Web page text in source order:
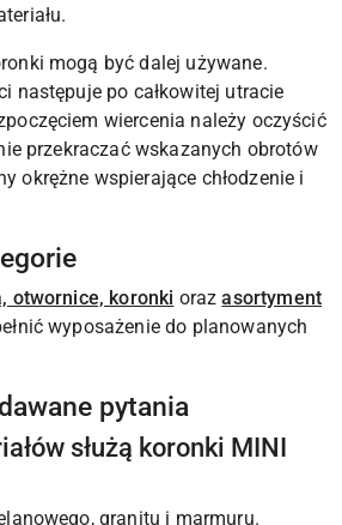
mogą być dalej używane.
następuje po całkowitej utracie
wiercenia należy oczyścić
przekraczać wskazanych obrotów
okrężne wspierające chłodzenie i
otwornice, koronki orazasortyment
wyposażenie do planowanych
pytania
służą koronki MINI
granitu i marmuru.